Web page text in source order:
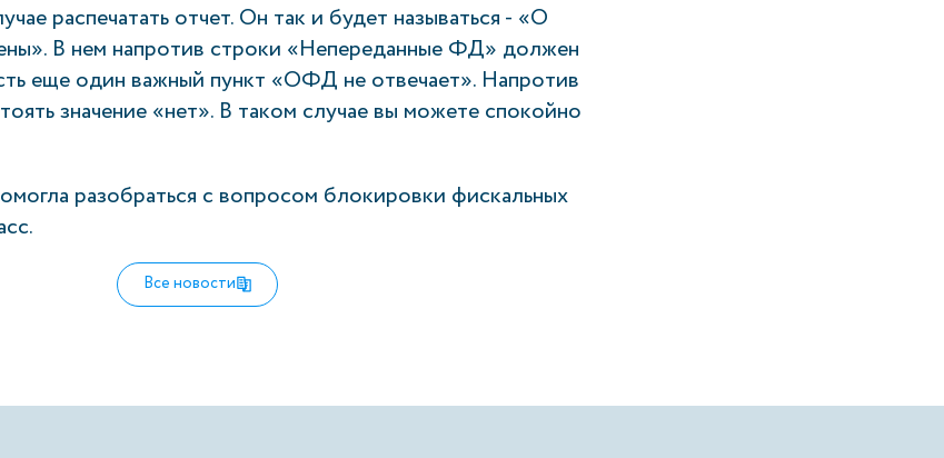
распечатать отчет. Он так и будет называться - «О
В нем напротив строки «Непереданные ФД» должен
еще один важный пункт «ОФД не отвечает». Напротив
значение «нет». В таком случае вы можете спокойно
разобраться с вопросом блокировки фискальных
Все новости